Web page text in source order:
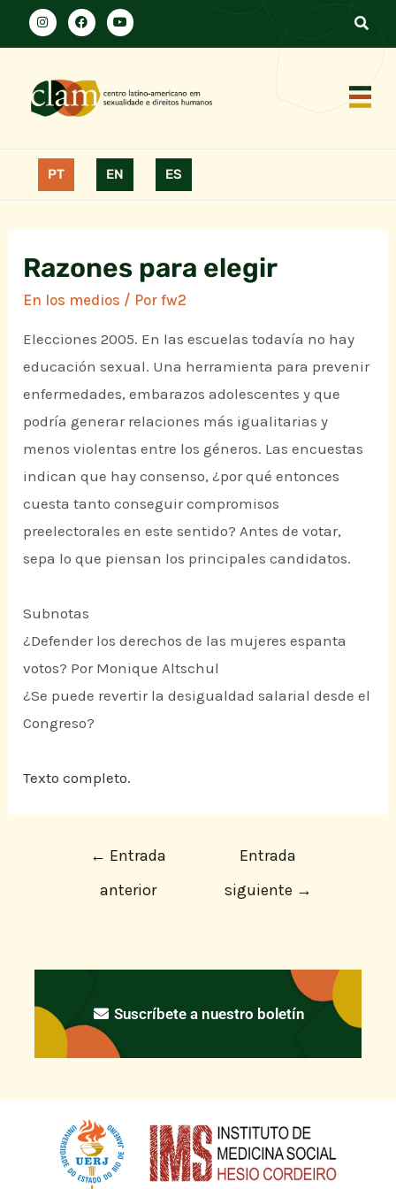
PT EN ES
Razones para elegir
En los medios / Porfw2
Elecciones 2005. En las escuelas todavía no hay
educación sexual. Una herramienta para prevenir
enfermedades, embarazos adolescentes y que
podría generar relaciones más igualitarias y
menos violentas entre los géneros. Las encuestas
indican que hay consenso, ¿por qué entonces
cuesta tanto conseguir compromisos
preelectorales en este sentido? Antes de votar,
sepa lo que piensan los principales candidatos.
Subnotas
¿Defender los derechos de las mujeres espanta
votos? Por Monique Altschul
¿Se puede revertir la desigualdad salarial desde el
Congreso?
Texto completo.
← Entrada
anterior
Entrada
siguiente →
Suscríbete a nuestro boletín